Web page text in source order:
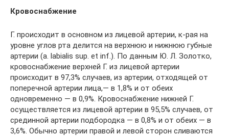
Кровоснабжение
Г. происходит в основном из лицевой артерии, к-рая на
уровне углов рта делится на верхнюю и нижнюю губные
артерии (a. labialis sup. et inf.). По данным Ю. Л. Золотко,
кровоснабжение верхней Г. из лицевой артерии
происходит в 97,3% случаев, из артерии, отходящей от
поперечной артерии лица,— в 1,8% и от обеих
одновременно — в 0,9%. Кровоснабжение нижней Г.
осуществляется из лицевой артерии в 95,5% случаев, от
срединной артерии подбородка — в 0,8% и от обеих — в
3,6%. Обычно артерии правой и левой сторон сливаются